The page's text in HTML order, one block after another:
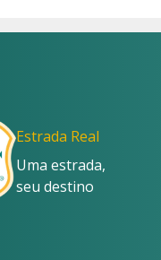
Estrada Real
Uma estrada,
seu destino